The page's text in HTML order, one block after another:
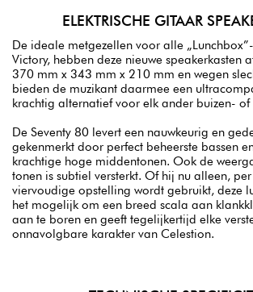
ELEKTRISCHE GITAAR
De ideale metgezellen voor alle
Victory, hebben deze nieuwe speakerkasten
370 mm x 343 mm x 210 mm en wegen
bieden de muzikant daarmee een
krachtig alternatief voor elk ander buizen-
De Seventy 80 levert een nauwkeurig en
gekenmerkt door perfect beheerste bassen
krachtige hoge middentonen. Ook de
tonen is subtiel versterkt. Of hij nu alleen,
viervoudige opstelling wordt gebruikt, deze
het mogelijk om een breed scala aan
aan te boren en geeft tegelijkertijd elke
onnavolgbare karakter van Celestion.